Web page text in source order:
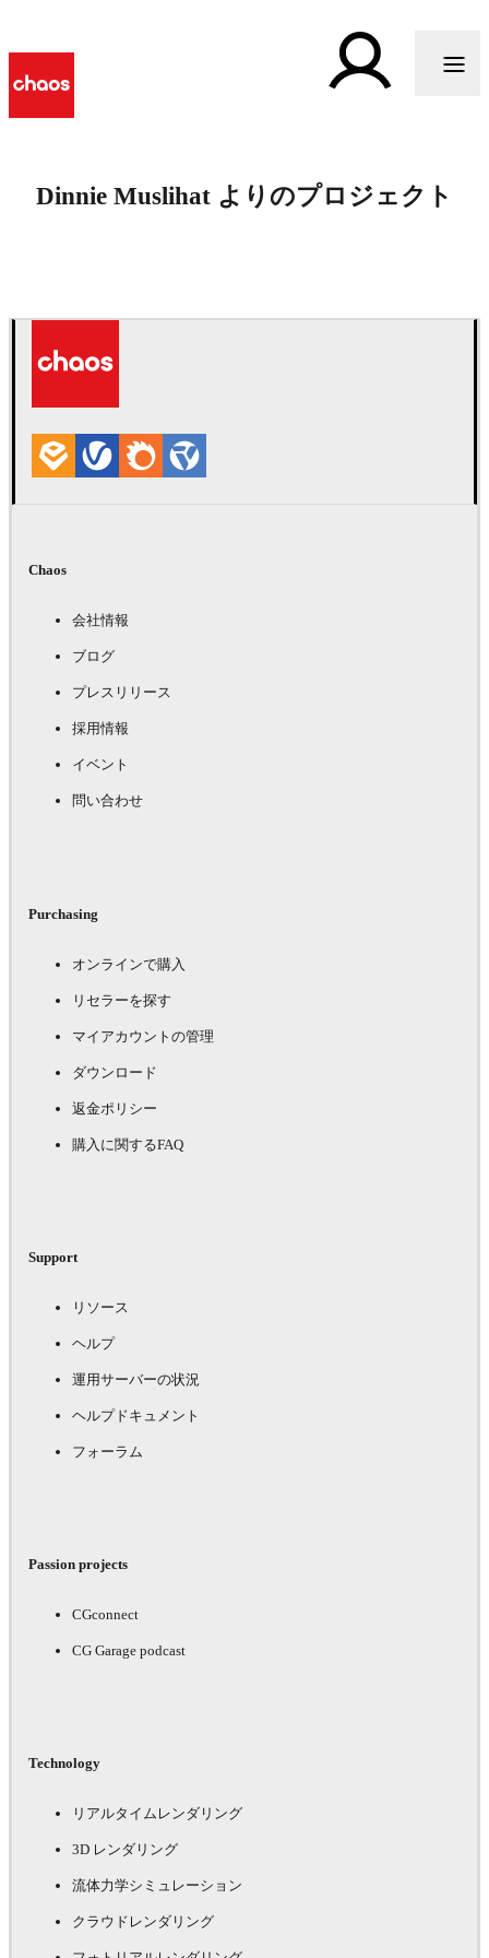
Dinnie Muslihat よりのプロジェクト
Chaos
会社情報
ブログ
プレスリリース
採用情報
イベント
問い合わせ
Purchasing
オンラインで購入
リセラーを探す
マイアカウントの管理
ダウンロード
返金ポリシー
購入に関するFAQ
Support
リソース
ヘルプ
運用サーバーの状況
ヘルプドキュメント
フォーラム
Passion projects
CGconnect
CG Garage podcast
Technology
リアルタイムレンダリング
3D レンダリング
流体力学シミュレーション
クラウドレンダリング